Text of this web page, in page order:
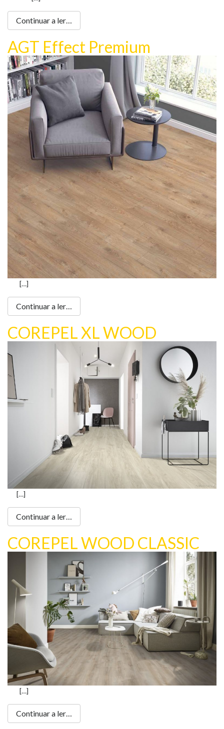
Continuar a ler…
AGT Effect Premium
[…]
Continuar a ler…
COREPEL XL WOOD
[…]
Continuar a ler…
COREPEL WOOD CLASSIC
[…]
Continuar a ler…